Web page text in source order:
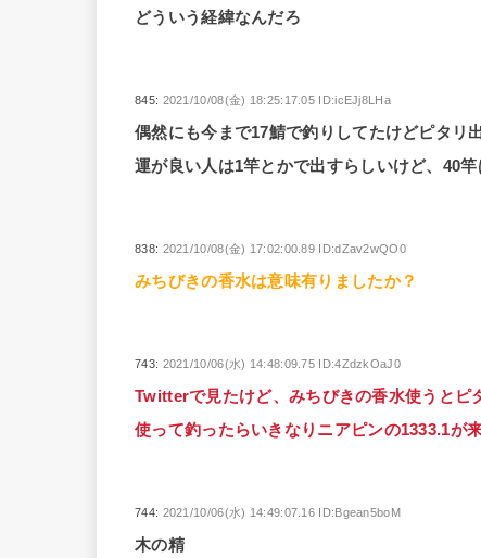
どういう経緯なんだろ
845: 2021/10/08(金) 18:25:17.05 ID:icEJj8LHa
偶然にも今まで17鯖で釣りしてたけどピタリ
運が良い人は1竿とかで出すらしいけど、40
838: 2021/10/08(金) 17:02:00.89 ID:dZav2wQO0
みちびきの香水は意味有りましたか？
743: 2021/10/06(水) 14:48:09.75 ID:4ZdzkOaJ0
Twitterで見たけど、みちびきの香水使うとピ
使って釣ったらいきなりニアピンの1333.1が
744: 2021/10/06(水) 14:49:07.16 ID:Bgean5boM
木の精